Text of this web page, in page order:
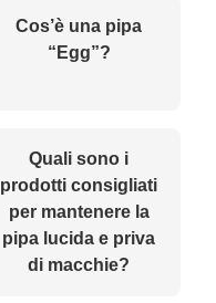
Cos’è una pipa
“Egg”?
Quali sono i
prodotti consigliati
per mantenere la
pipa lucida e priva
di macchie?